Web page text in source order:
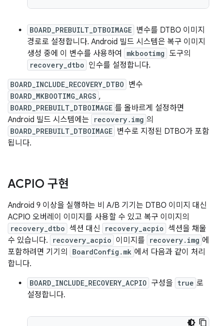
BOARD_PREBUILT_DTBOIMAGE 변수를 DTBO 이미지
경로로 설정합니다. Android 빌드 시스템은 복구 이미지
생성 중에 이 변수를 사용하여
mkbootimg 도구의
recovery_dtbo 인수를 설정합니다.
BOARD_INCLUDE_RECOVERY_DTBO 변수
BOARD_MKBOOTIMG_ARGS ,
BOARD_PREBUILT_DTBOIMAGE 를 올바르게 설정하면
Android 빌드 시스템에는
recovery.img 의
BOARD_PREBUILT_DTBOIMAGE 변수로 지정된 DTBO가 포함
됩니다.
ACPIO 구현
Android 9 이상을 실행하는 비 A/B 기기는 DTBO 이미지 대신
ACPIO 오버레이 이미지를 사용할 수 있고 복구 이미지의
recovery_dtbo 섹션 대신 recovery_acpio 섹션을 채울
수 있습니다.
recovery_acpio 이미지를 recovery.img 에
포함하려면 기기의
BoardConfig.mk 에서 다음과 같이 처리
합니다.
BOARD_INCLUDE_RECOVERY_ACPIO 구성을 true 로
설정합니다.